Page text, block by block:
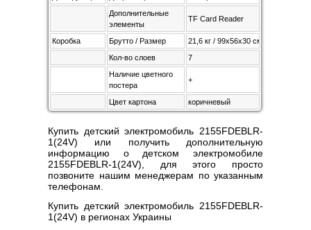
Дополнительные
элементы
TF Card Reader
Коробка Брутто / Размер
21,6 кг / 99х56х30 см
Кол-во слоев
7
Наличие цветного
постера
+
Цвет картона коричневый
Купить детский электромобиль 2155FDEBLR-
1(24V) или получить дополнительную
информацию о детском электромобиле
2155FDEBLR-1(24V), для этого просто
позвоните нашим менеджерам по указанным
телефонам.
Купить детский электромобиль 2155FDEBLR-
1(24V) в регионах Украины